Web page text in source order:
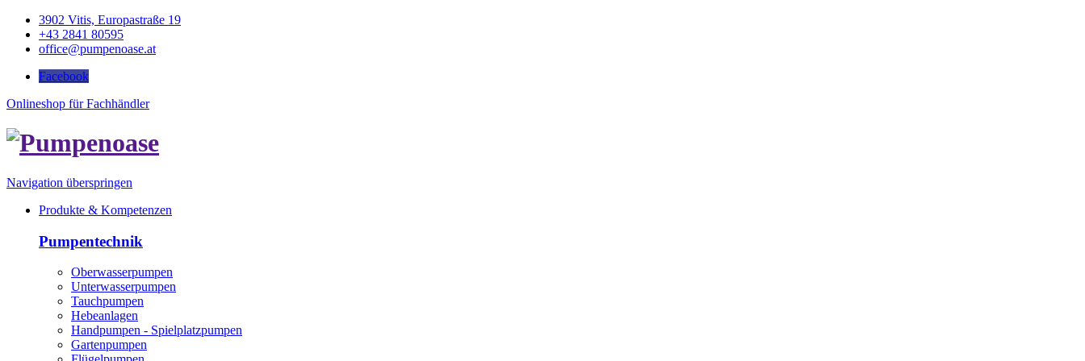
3902 Vitis, Europastraße 19
+43 2841 80595
office@pumpenoase.at
Facebook
Onlineshop für Fachhändler
Navigation überspringen
Produkte & Kompetenzen
Pumpentechnik
Oberwasserpumpen
Unterwasserpumpen
Tauchpumpen
Hebeanlagen
Handpumpen - Spielplatzpumpen
Gartenpumpen